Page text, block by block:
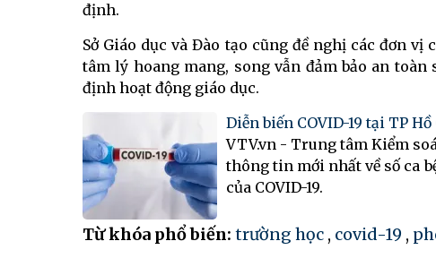
định.
Sở Giáo dục và Đào tạo cũng đề nghị các đơn
tâm lý hoang mang, song vẫn đảm bảo an
định hoạt động giáo dục.
Diễn biến COVID-19 tại TP
VTV.vn - Trung tâm Kiểm
thông tin mới nhất về số ca
của COVID-19.
Từ khóa phổ biến: trường học , covid-19 ,